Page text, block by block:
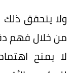
ولا يتحقق ذلك
من خلال فهم
لا يمنح